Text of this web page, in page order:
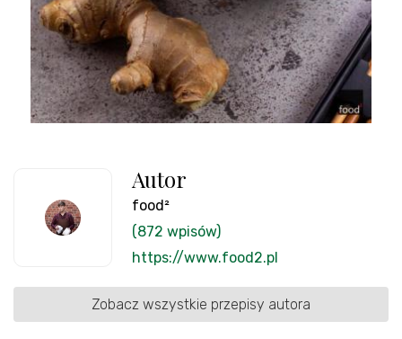
Autor
food²
(872 wpisów)
https://www.food2.pl
Zobacz wszystkie przepisy autora